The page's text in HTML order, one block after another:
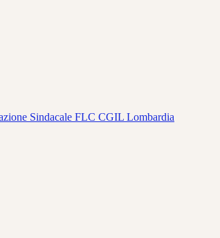
Sindacale FLC CGIL Lombardia